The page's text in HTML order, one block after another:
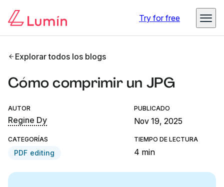
Try for free
Explorar todos los blogs
Cómo comprimir un JPG
AUTOR
Regine Dy
PUBLICADO
Nov 19, 2025
CATEGORÍAS
PDF editing
TIEMPO DE LECTURA
4 min